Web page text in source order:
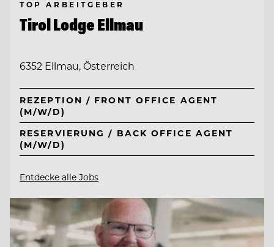
TOP ARBEITGEBER
Tirol Lodge Ellmau
6352 Ellmau, Österreich
REZEPTION / FRONT OFFICE AGENT
(M/W/D)
RESERVIERUNG / BACK OFFICE AGENT
(M/W/D)
Entdecke alle Jobs